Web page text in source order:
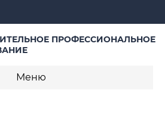
ПРОФЕССИОНАЛЬНОЕ
Меню